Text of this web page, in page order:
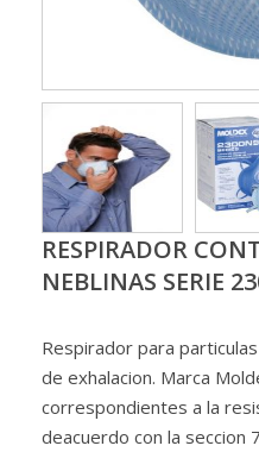
RESPIRADOR
NEBLINAS SERIE
Respirador para
de exhalacion. Marca
correspondientes a la
deacuerdo con la seccion